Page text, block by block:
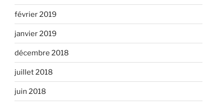
février 2019
janvier 2019
décembre 2018
juillet 2018
juin 2018